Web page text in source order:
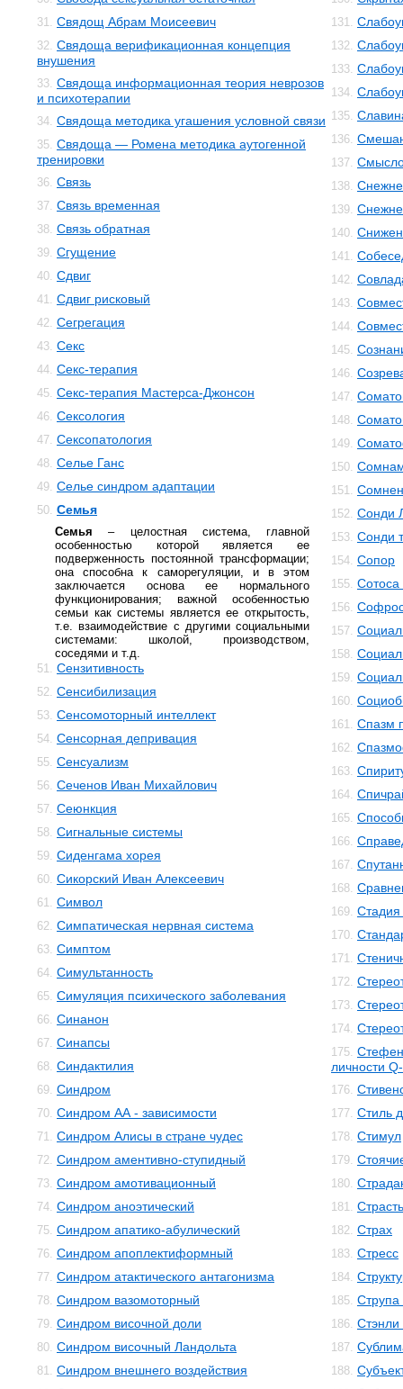
31. Свядощ Абрам Моисеевич
32. Свядоща верификационная концепция
внушения
33. Свядоща информационная теория неврозов
и психотерапии
34. Свядоща методика угашения условной связи
35. Свядоща — Ромена методика аутогенной
тренировки
36. Связь
37. Связь временная
38. Связь обратная
39. Сгущение
40. Сдвиг
41. Сдвиг рисковый
42. Сегрегация
43. Секс
44. Секс-терапия
45. Секс-терапия Мастерса-Джонсон
46. Сексология
47. Сексопатология
48. Селье Ганс
49. Селье синдром адаптации
50. Семья
Семья – целостная система, главной
особенностью которой является ее
подверженность постоянной трансформации;
она способна к саморегуляции, и в этом
заключается основа ее нормального
функционирования; важной особенностью
семьи как системы является ее открытость,
т.е. взаимодействие с другими социальными
системами: школой, производством,
соседями и т.д.
51. Сензитивность
52. Сенсибилизация
53. Сенсомоторный интеллект
54. Сенсорная депривация
55. Сенсуализм
56. Сеченов Иван Михайлович
57. Сеюнкция
58. Сигнальные системы
59. Сиденгама хорея
60. Сикорский Иван Алексеевич
61. Символ
62. Симпатическая нервная система
63. Симптом
64. Симультанность
65. Симуляция психического заболевания
66. Синанон
67. Синапсы
68. Синдактилия
69. Синдром
70. Синдром АА - зависимости
71. Синдром Алисы в стране чудес
72. Синдром аментивно-ступидный
73. Синдром амотивационный
74. Синдром аноэтический
75. Синдром апатико-абулический
76. Синдром апоплектиформный
77. Синдром атактического антагонизма
78. Синдром вазомоторный
79. Синдром височной доли
80. Синдром височный Ландольта
81. Синдром внешнего воздействия
131.
132.
133.
134.
135.
136.
137.
138.
139.
140.
141.
142.
143.
144.
145.
146.
147.
148.
149.
150.
151.
152. Сонди
153. Сонди
154. Сопор
155.
156.
157.
158.
159.
160.
161. Спазм
162.
163.
164.
165.
166.
167.
168.
169. Стадия
170.
171.
172.
173.
174.
175.
личности
176.
177. Стиль
178. Стимул
179.
180.
181. Страсть
182. Страх
183. Стресс
184.
185.
186.
187.
188.